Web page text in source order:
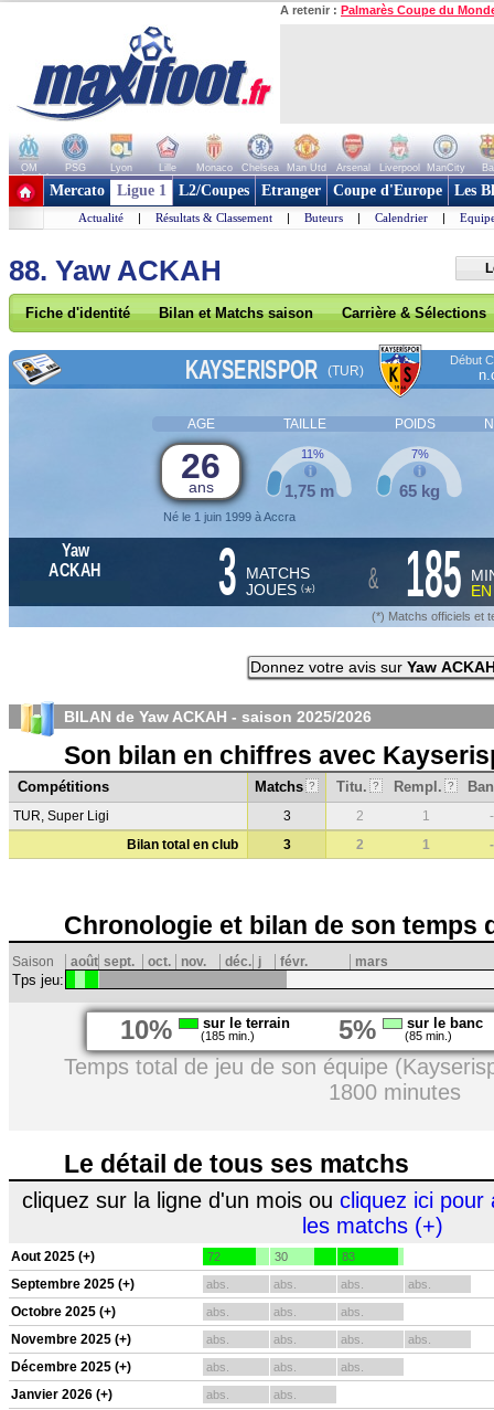
A retenir : Palmarès Coupe du
OM PSG Lyon Lille Monaco Chelsea Man Utd Arsenal Liverpool ManCity
+ de clubs
Mercato Ligue 1 L2/Coupes Etranger Coupe d'Europe Les
Actualité | Résultats & Classement | Buteurs | Calendrier |
88. Yaw ACKAH
Fiche d'identité Bilan et Matchs saison Carrière & Sélections
KAYSERISPOR (TUR)
Début
AGE TAILLE POIDS
26
ans
Né le 1 juin 1999 à Accra
1,75 m
11%
65 kg
7%
Yaw
ACKAH
3 MATCHS
JOUES (*) & 185
(*) Matchs officiels et
Donnez votre avis sur Yaw
BILAN de Yaw ACKAH - saison 2025/2026
Son bilan en chiffres avec
Compétitions Matchs ? Titu. ? Rempl. ?
TUR, Super Ligi 3 2 1
-
Bilan total en club
3 2 1 -
Chronologie et bilan de son temps
Saison août sept. oct. nov. déc. j févr. mars
Tps jeu:
10% sur le terrain
(185 min.) 5% sur le banc
(85 min.)
Temps total de jeu de son équipe
1800 minutes
Le détail de tous ses matchs
cliquez sur la ligne d'un mois ou cliquez ici pour
les matchs (+)
Aout 2025 (+) 72 30 83
Septembre 2025 (+) abs. abs. abs. abs.
Octobre 2025 (+) abs. abs. abs.
Novembre 2025 (+) abs. abs. abs. abs.
Décembre 2025 (+) abs. abs. abs.
Janvier 2026 (+) abs. abs.